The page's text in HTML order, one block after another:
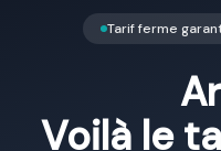
Tarif ferme
Voilà le